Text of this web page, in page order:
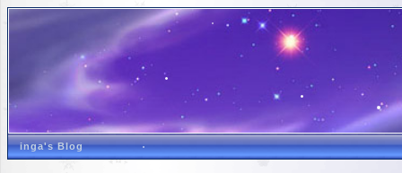
inga's Blog